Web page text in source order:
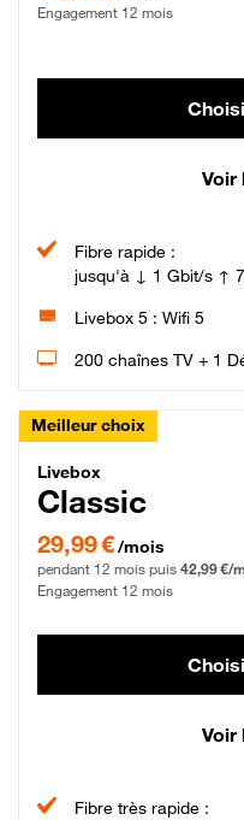
Engagement 12 mois
Voir
Fibre rapide :
jusqu'à ↓ 1 Gbit/s ↑
Livebox 5 : Wifi 5
200 chaînes TV + 1
Meilleur choix
Livebox
Livebox
Classic
29,99 € par mois pendant 12
29,99 €/mois
pendant 12 mois puis 42,99 €/
Engagement 12 mois
Voir
Fibre très rapide :